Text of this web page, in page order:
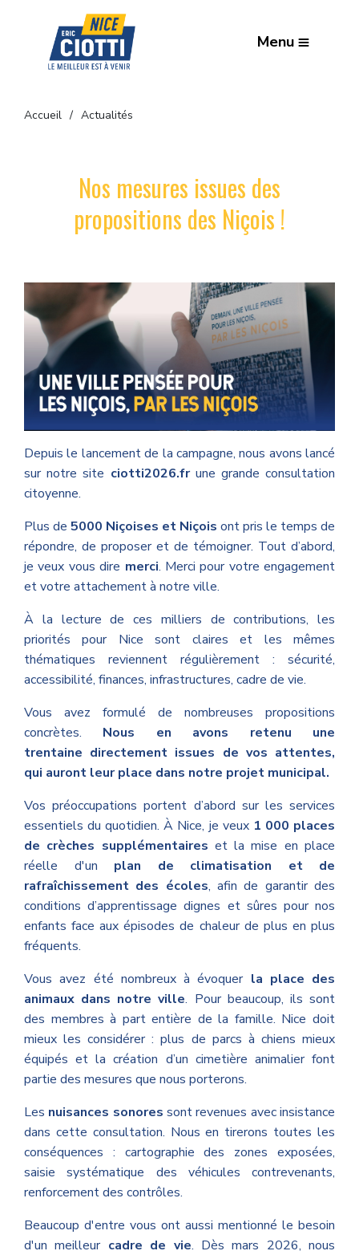
Menu
Accueil Actualités
Nos mesures issues des
propositions des Niçois !
Depuis le lancement de la campagne, nous avons lancé
sur notre site ciotti2026.frune grande consultation
citoyenne.
Plus de 5000 Niçoises et Niçois ont pris le temps de
répondre, de proposer et de témoigner. Tout d’abord,
je veux vous dire merci. Merci pour votre engagement
et votre attachement à notre ville.
À la lecture de ces milliers de contributions, les
priorités pour Nice sont claires et les mêmes
thématiques reviennent régulièrement : sécurité,
accessibilité, finances, infrastructures, cadre de vie.
Vous avez formulé de nombreuses propositions
concrètes. Nous en avons retenu une
trentaine directement issues de vos attentes,
qui auront leur place dans notre projet municipal.
Vos préoccupations portent d’abord sur les services
essentiels du quotidien. À Nice, je veux 1 000 places
de crèches supplémentaires et la mise en place
réelle d'un plan de climatisation et de
rafraîchissement des écoles, afin de garantir des
conditions d’apprentissage dignes et sûres pour nos
enfants face aux épisodes de chaleur de plus en plus
fréquents.
Vous avez été nombreux à évoquer la place des
animaux dans notre ville. Pour beaucoup, ils sont
des membres à part entière de la famille. Nice doit
mieux les considérer : plus de parcs à chiens mieux
équipés et la création d’un cimetière animalier font
partie des mesures que nous porterons.
Les nuisances sonores sont revenues avec insistance
dans cette consultation. Nous en tirerons toutes les
conséquences : cartographie des zones exposées,
saisie systématique des véhicules contrevenants,
renforcement des contrôles.
Beaucoup d'entre vous ont aussi mentionné le besoin
d'un meilleur cadre de vie. Dès mars 2026, nous